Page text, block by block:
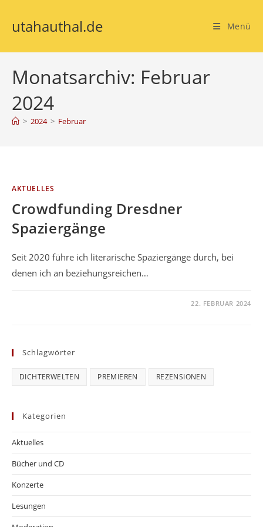
utahauthal.de Menü
Monatsarchiv: Februar
2024
> 2024 > Februar
AKTUELLES
Crowdfunding Dresdner
Spaziergänge
Seit 2020 führe ich literarische Spaziergänge durch, bei
denen ich an beziehungsreichen…
22. FEBRUAR 2024
Schlagwörter
DICHTERWELTEN PREMIEREN REZENSIONEN
Kategorien
Aktuelles
Bücher und CD
Konzerte
Lesungen